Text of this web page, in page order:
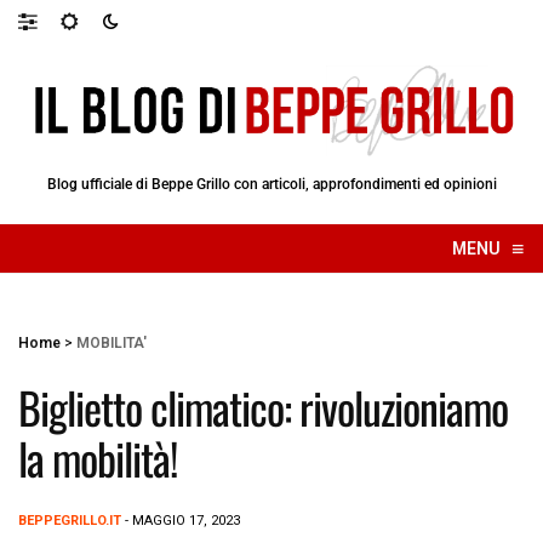
Blog ufficiale di Beppe Grillo con articoli, approfondimenti ed opinioni
MENU ≡
☰
Home > MOBILITA'
Biglietto climatico: rivoluzioniamo
la mobilità!
BEPPEGRILLO.IT - MAGGIO 17, 2023